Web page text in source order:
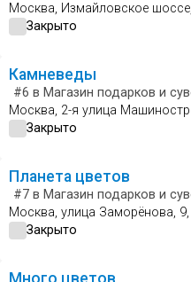
Москва, Измайловское
Закрыто
Камневеды
#6 в Магазин подарков и
Москва, 2-я улица
Закрыто
Планета цветов
#7 в Магазин подарков и
Москва, улица Заморёнова,
Закрыто
Много цветов